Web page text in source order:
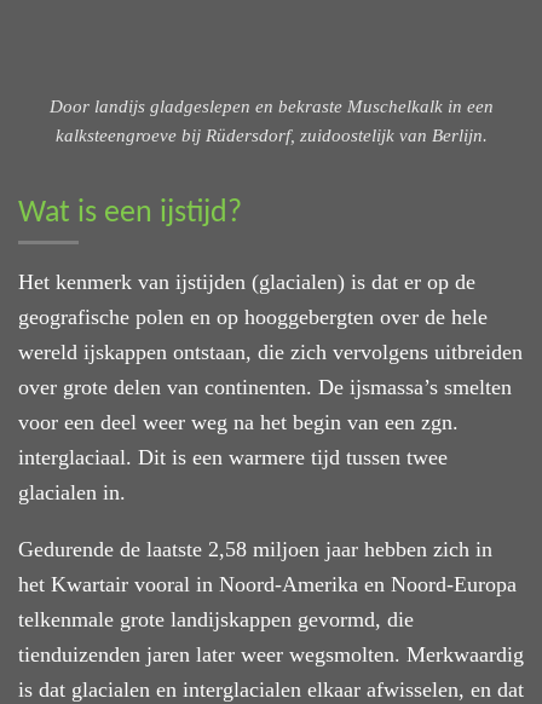
Door landijs gladgeslepen en bekraste Muschelkalk in een
kalksteengroeve bij Rüdersdorf, zuidoostelijk van Berlijn.
Wat is een ijstijd?
Het kenmerk van ijstijden (glacialen) is dat er op de
geografische polen en op hooggebergten over de hele
wereld ijskappen ontstaan, die zich vervolgens uitbreiden
over grote delen van continenten. De ijsmassa’s smelten
voor een deel weer weg na het begin van een zgn.
interglaciaal. Dit is een warmere tijd tussen twee
glacialen in.
Gedurende de laatste 2,58 miljoen jaar hebben zich in
het Kwartair vooral in Noord-Amerika en Noord-Europa
telkenmale grote landijskappen gevormd, die
tienduizenden jaren later weer wegsmolten. Merkwaardig
is dat glacialen en interglacialen elkaar afwisselen, en dat